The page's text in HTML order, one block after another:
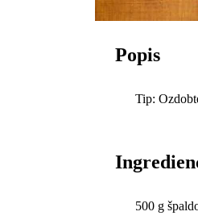
Popis
Tip:
500 g